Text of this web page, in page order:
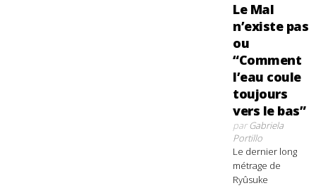
Le Mal
n’existe pas
ou
“Comment
l’eau coule
toujours
vers le bas”
parGabriela
Portillo
Le dernier long
métrage de
Ryûsuke